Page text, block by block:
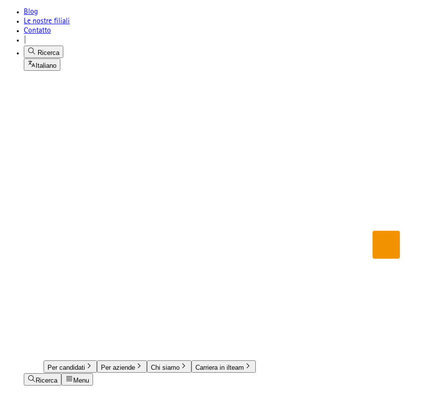
Blog
Le nostre filiali
Contatto
Ricerca
Italiano
Per candidati Per aziende Chi siamo
Carriera in ilteam
Ricerca
Menu